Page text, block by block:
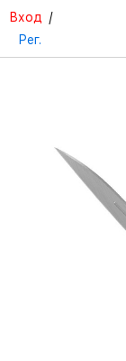
Вход /
Рег.